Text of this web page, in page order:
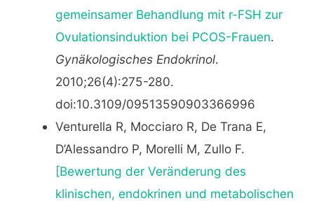
gemeinsamer Behandlung mit r-FSH zur
Ovulationsinduktion bei PCOS-Frauen.
Gynäkologisches Endokrinol.
2010;26(4):275-280.
doi:10.3109/09513590903366996
Venturella R, Mocciaro R, De Trana E,
D’Alessandro P, Morelli M, Zullo F.
[Bewertung der Veränderung des
klinischen, endokrinen und metabolischen